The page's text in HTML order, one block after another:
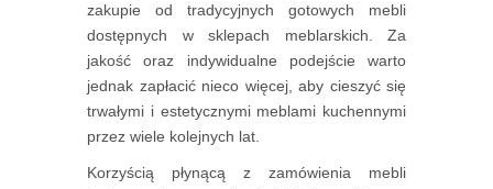
zakupie od tradycyjnych gotowych mebli
dostępnych w sklepach meblarskich. Za
jakość oraz indywidualne podejście warto
jednak zapłacić nieco więcej, aby cieszyć się
trwałymi i estetycznymi meblami kuchennymi
przez wiele kolejnych lat.
Korzyścią płynącą z zamówienia mebli